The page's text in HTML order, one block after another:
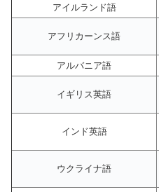
アイルランド語
アフリカーンス語
アルバニア語
イギリス英語
インド英語
ウクライナ語